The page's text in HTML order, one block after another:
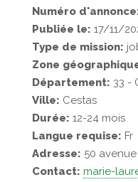
Numéro
Publiée le: 17/11/
Type de mission:
Zone
Département: 33 -
Ville: Cestas
Durée: 12-24 mois
Langue requise: Fr
Adresse: 50
Contact: marie-